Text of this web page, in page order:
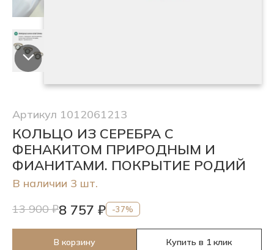
Артикул 1012061213
КОЛЬЦО ИЗ СЕРЕБРА С
ФЕНАКИТОМ ПРИРОДНЫМ И
ФИАНИТАМИ. ПОКРЫТИЕ РОДИЙ
В наличии 3 шт.
13 900 ₽8 757 ₽ -37%
В корзину Купить в 1 клик